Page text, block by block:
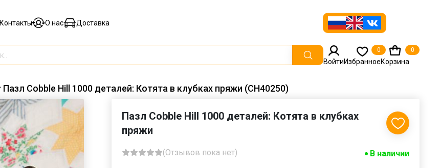
Контакты О нас Доставка
ВойтиИзбранное
0
Корзина
0
Пазл Cobble Hill 1000 деталей: Котята в клубках пряжи (CH40250)
Пазл Cobble Hill 1000 деталей: Котята в клубках
пряжи
(Отзывов пока нет) В наличии